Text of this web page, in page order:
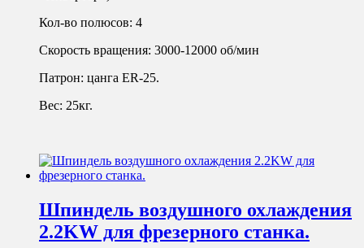
Кол-во полюсов: 4
Скорость вращения: 3000-12000 об/мин
Патрон: цанга ER-25.
Вес: 25кг.
Шпиндель воздушного охлаждения
2.2KW для фрезерного станка.